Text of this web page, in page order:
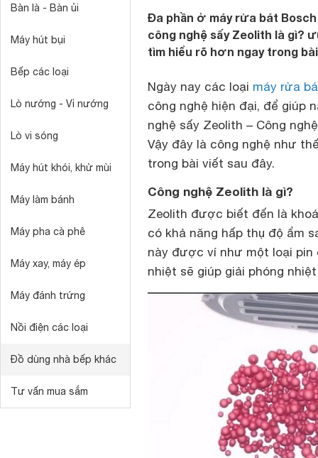
Bàn là - Bàn ủi
Máy hút bụi
Bếp các loại
Lò nướng - Vỉ nướng
Lò vi sóng
Máy hút khói, khử mùi
Máy làm bánh
Máy pha cà phê
Máy xay, máy ép
Máy đánh trứng
Nồi điện các loại
Đồ dùng nhà bếp khác
Tư vấn mua sắm
Đa phần ở máy rửa bát
công nghệ sấy Zeolith là gì?
tìm hiểu rõ hơn ngay trong
Ngày nay các loại máy rửa
công nghệ hiện đại, để giúp
nghệ sấy Zeolith – Công
Vậy đây là công nghệ như
trong bài viết sau đây.
Công nghệ Zeolith là gì?
Zeolith được biết đến là
có khả năng hấp thụ độ ẩm
này được ví như một loại
nhiệt sẽ giúp giải phóng